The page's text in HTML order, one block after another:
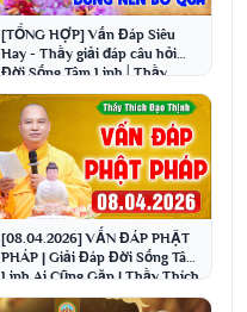
[TỔNG HỢP] Vấn Đáp Siêu
Hay - Thầy giải đáp câu hỏi
Đời Sống Tâm Linh│Thầy
Thích Đạo Thịnh
[08.04.2026] VẤN ĐÁP PHẬT
PHÁP | Giải Đáp Đời Sống Tâm
Linh Ai Cũng Gặp | Thầy Thích
Đạo Thịnh